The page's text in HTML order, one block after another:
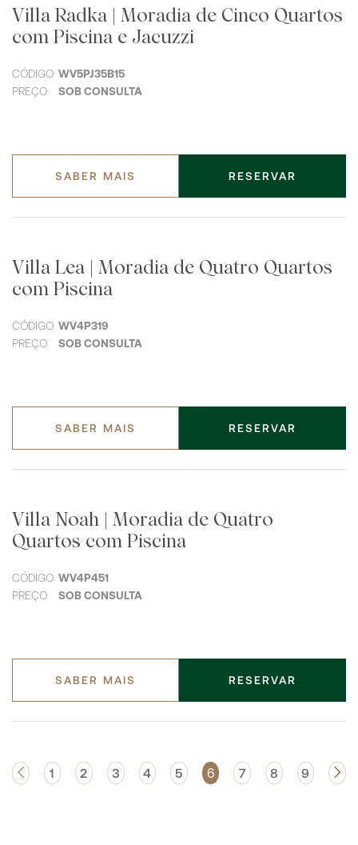
Villa Radka | Moradia de Cinco Quartos
com Piscina e Jacuzzi
CÓDIGO WV5PJ35B15
PREÇO
SOB CONSULTA
SABER MAIS RESERVAR
Villa Lea | Moradia de Quatro Quartos
com Piscina
CÓDIGO WV4P319
PREÇO
SOB CONSULTA
SABER MAIS RESERVAR
Villa Noah | Moradia de Quatro
Quartos com Piscina
CÓDIGO WV4P451
PREÇO
SOB CONSULTA
SABER MAIS RESERVAR
‹ 1 2 3 4 5 6 7 8 9 ›